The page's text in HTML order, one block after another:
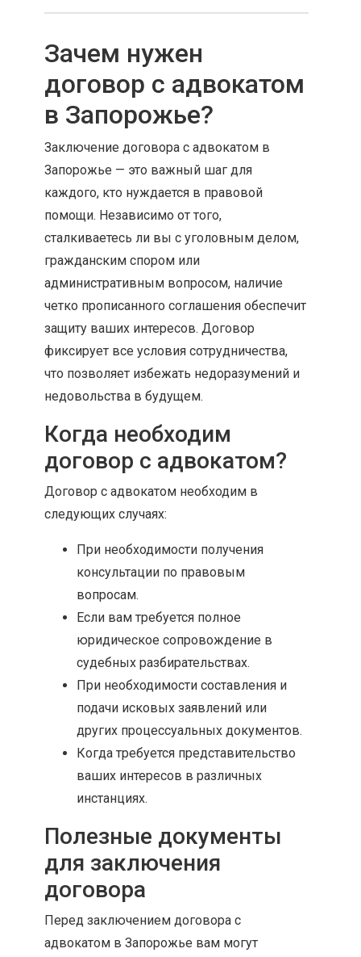
Зачем нужен
договор с адвокатом
в Запорожье?
Заключение договора с адвокатом в
Запорожье — это важный шаг для
каждого, кто нуждается в правовой
помощи. Независимо от того,
сталкиваетесь ли вы с уголовным делом,
гражданским спором или
административным вопросом, наличие
четко прописанного соглашения обеспечит
защиту ваших интересов. Договор
фиксирует все условия сотрудничества,
что позволяет избежать недоразумений и
недовольства в будущем.
Когда необходим
договор с адвокатом?
Договор с адвокатом необходим в
следующих случаях:
При необходимости получения
консультации по правовым
вопросам.
Если вам требуется полное
юридическое сопровождение в
судебных разбирательствах.
При необходимости составления и
подачи исковых заявлений или
других процессуальных документов.
Когда требуется представительство
ваших интересов в различных
инстанциях.
Полезные документы
для заключения
договора
Перед заключением договора с
адвокатом в Запорожье вам могут